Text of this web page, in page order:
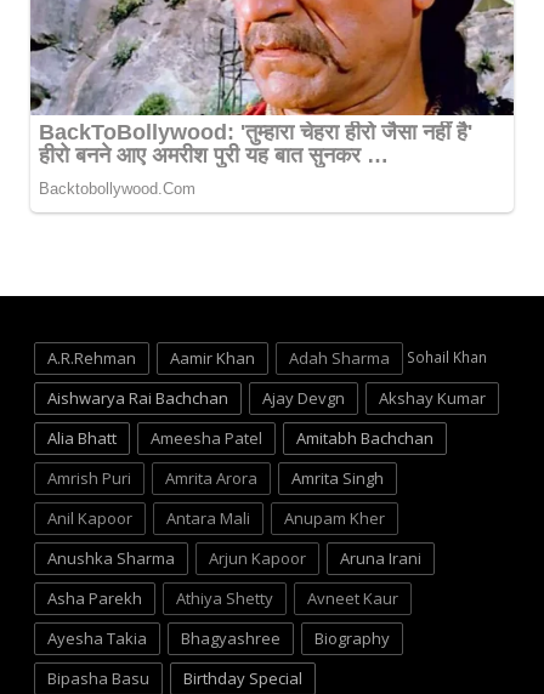
A.R.Rehman Aamir Khan
Adah Sharma
Aishwarya Rai Bachchan
Ajay Devgn
Akshay Kumar
Alia Bhatt
Ameesha Patel
Amitabh Bachchan
Amrish Puri
Amrita Arora
Amrita Singh
Anil Kapoor
Antara Mali
Anupam Kher
Anushka Sharma
Arjun Kapoor
Aruna Irani
Asha Parekh
Athiya Shetty
Avneet Kaur
Ayesha Takia
Bhagyashree
Biography
Bipasha Basu
Birthday Special
Sohail Khan